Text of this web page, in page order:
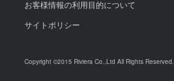
お客様情報の利用目的について
サイトポリシー
Copyright ©2015 Riviera Co.,Ltd All Rights Reserved.